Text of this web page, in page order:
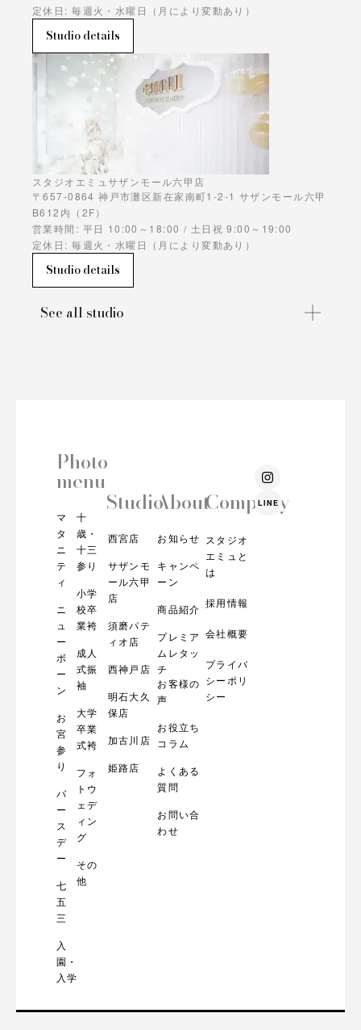
定休日: 毎週火・水曜日（月により変動あり）
Studio details
スタジオエミュサザンモール六甲店
〒657-0864 神戸市灘区新在家南町1-2-1 サザンモール六甲
B612内（2F）
営業時間: 平日 10:00～18:00 / 土日祝 9:00～19:00
定休日: 毎週火・水曜日（月により変動あり）
Studio details
See all studio
Photo
menu
マ
タ
ニ
テ
ィ
ニ
ュ
ー
ボ
ー
ン
お
宮
参
り
バ
ー
ス
デ
ー
七
五
三
入
園・
入学
十
歳・
十三
参り
小学
校卒
業袴
成人
式振
袖
大学
卒業
式袴
フォ
トウ
ェデ
ィン
グ
その
他
Studio
西宮店
サザンモ
ール六甲
店
須磨パテ
ィオ店
西神戸店
明石大久
保店
加古川店
姫路店
About
お知らせ
キャンペ
ーン
商品紹介
プレミア
ムレタッ
チ
お客様の
声
お役立ち
コラム
よくある
質問
お問い合
わせ
Company
スタジオ
エミュと
は
採用情報
会社概要
プライバ
シーポリ
シー
I
n
s
t
LINE